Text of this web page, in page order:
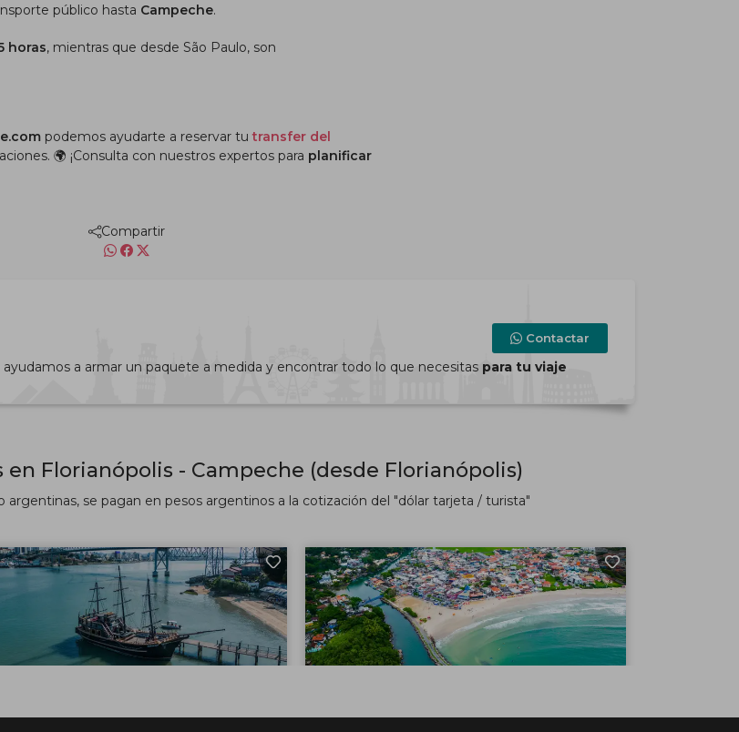
público hasta Campeche.
horas, mientras que desde São Paulo, son
podemos ayudarte a reservar tu transfer del
🌍 ¡Consulta con nuestros expertos para planificar
Compartir
ayudamos a armar un paquete a medida y encontrar todo lo que necesitas para tu viaje
Contactar
Florianópolis - Campeche (desde Florianópolis)
argentinas, se pagan en pesos argentinos a la cotización del "dólar tarjeta / turista"